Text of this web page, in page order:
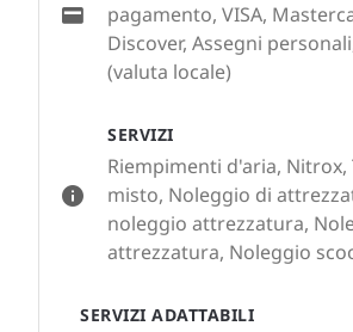
SERVIZI
Riempimenti d'aria, Nitrox,
misto, Noleggio di
noleggio attrezzatura,
attrezzatura, Noleggio
SERVIZI ADATTABILI
pagamento, VISA,
Discover, Assegni
(valuta locale)